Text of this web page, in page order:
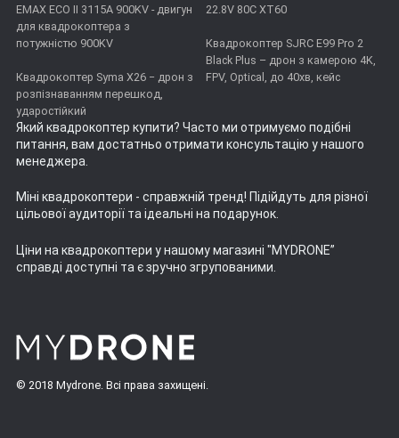
EMAX ECO II 3115А 900KV - двигун
для квадрокоптера з
потужністю 900KV
Квадрокоптер Syma X26 − дрон з
розпізнаванням перешкод,
ударостійкий
22.8V 80C XT60
Квадрокоптер SJRC E99 Pro 2
Black Plus – дрон з камерою 4K,
FPV, Optical, до 40хв, кейс
Який квадрокоптер купити? Часто ми отримуємо подібні
питання, вам достатньо отримати консультацію у нашого
менеджера.
Міні квадрокоптери - справжній тренд! Підійдуть для різної
цільової аудиторії та ідеальні на подарунок.
Ціни на квадрокоптери у нашому магазині "MYDRONE”
справді доступні та є зручно згрупованими.
© 2018 Mydrone. Всі права захищені.